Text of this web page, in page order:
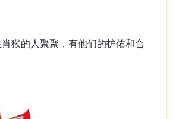
猴的人聚聚，有他们的护佑和合